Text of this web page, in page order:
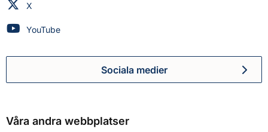
Myndigheten för civilt försvar på
X
Myndigheten för civilt försvar på
YouTube
Myndigheten för civilt
Sociala medier
Våra andra webbplatser